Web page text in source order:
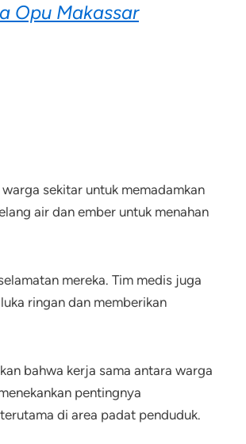
Opu Makassar
sekitar untuk memadamkan
air dan ember untuk menahan
mereka. Tim medis juga
ringan dan memberikan
bahwa kerja sama antara warga
pentingnya
di area padat penduduk.